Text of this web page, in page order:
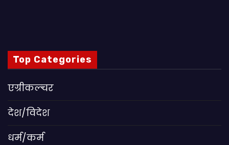
Top Categories
एग्रीकल्चर
देश/विदेश
धर्म/कर्म